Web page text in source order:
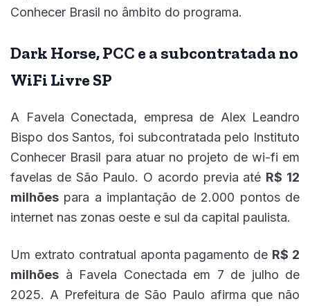
Conhecer Brasil no âmbito do programa.
Dark Horse, PCC e a subcontratada no
WiFi Livre SP
A Favela Conectada, empresa de Alex Leandro
Bispo dos Santos, foi subcontratada pelo Instituto
Conhecer Brasil para atuar no projeto de wi-fi em
favelas de São Paulo. O acordo previa até R$ 12
milhões para a implantação de 2.000 pontos de
internet nas zonas oeste e sul da capital paulista.
Um extrato contratual aponta pagamento de R$ 2
milhões à Favela Conectada em 7 de julho de
2025. A Prefeitura de São Paulo afirma que não